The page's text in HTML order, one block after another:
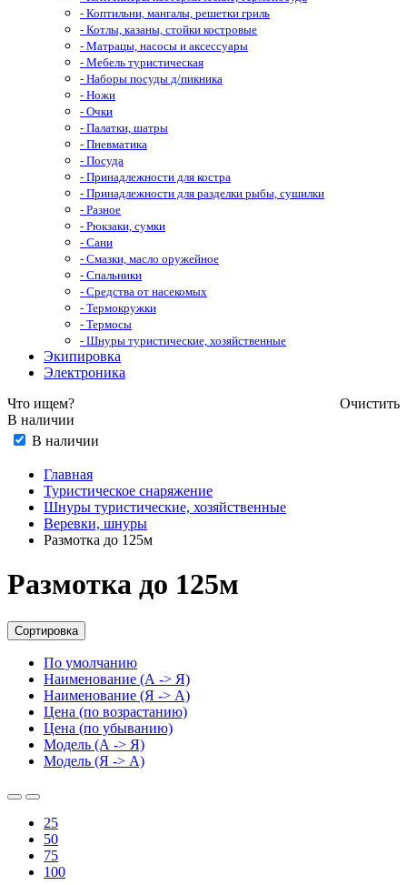
- Коптильни, мангалы, решетки гриль
- Котлы, казаны, стойки костровые
- Матрацы, насосы и аксессуары
- Мебель туристическая
- Наборы посуды д/пикника
- Ножи
- Очки
- Палатки, шатры
- Пневматика
- Посуда
- Принадлежности для костра
- Принадлежности для разделки рыбы, сушилки
- Разное
- Рюкзаки, сумки
- Сани
- Смазки, масло оружейное
- Спальники
- Средства от насекомых
- Термокружки
- Термосы
- Шнуры туристические, хозяйственные
Экипировка
Электроника
Что ищем?
Очистить
В наличии
В наличии
Главная
Туристическое снаряжение
Шнуры туристические, хозяйственные
Веревки, шнуры
Размотка до 125м
Размотка до 125м
Сортировка
По умолчанию
Наименование (А -> Я)
Наименование (Я -> А)
Цена (по возрастанию)
Цена (по убыванию)
Модель (А -> Я)
Модель (Я -> А)
25
50
75
100